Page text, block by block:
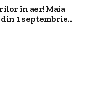
în aer! Maia
1 septembrie...